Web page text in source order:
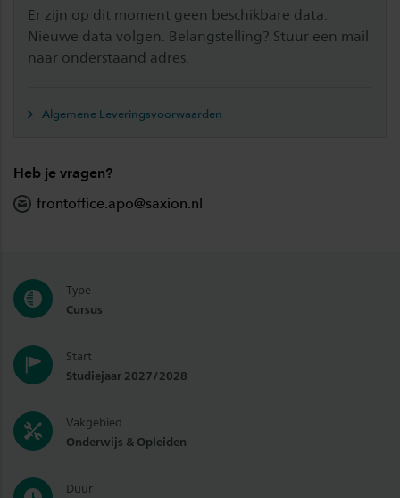
Er zijn op dit moment geen beschikbare data.
Nieuwe data volgen. Belangstelling? Stuur een mail
naar onderstaand adres.
Algemene Leveringsvoorwaarden
Heb je vragen?
frontoffice.apo@saxion.nl
Type
Cursus
Start
Studiejaar 2027/2028
Vakgebied
Onderwijs & Opleiden
Duur